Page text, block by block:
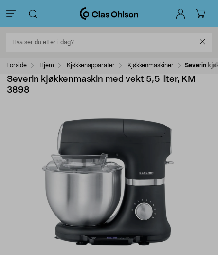
Forside Hjem Kjøkkenapparater Kjøkkenmaskiner Severin
Severin kjøkkenmaskin med vekt 5,5 liter, KM
3898